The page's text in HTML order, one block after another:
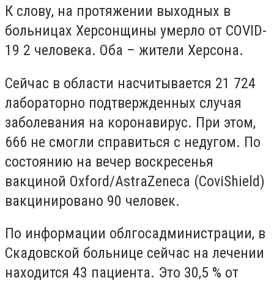
К слову, на протяжении выходных в
больницах Херсонщины умерло от COVID-
19 2 человека. Оба – жители Херсона.
Сейчас в области насчитывается 21 724
лабораторно подтвержденных случая
заболевания на коронавирус. При этом,
666 не смогли справиться с недугом. По
состоянию на вечер воскресенья
вакциной Oxford/AstraZeneca (CoviShield)
вакцинировано 90 человек.
По информации облгосадминистрации, в
Скадовской больнице сейчас на лечении
находится 43 пациента. Это 30,5 % от